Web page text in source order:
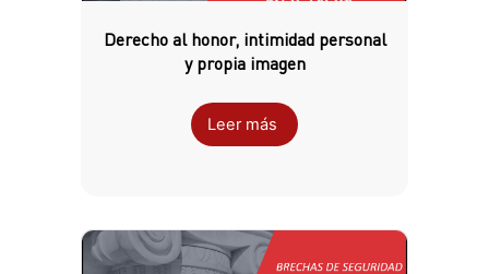
Derecho al honor, intimidad personal
y propia imagen
Leer más